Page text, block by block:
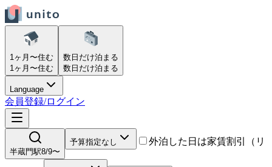
1ヶ月〜住む
1ヶ月〜住む
数日だけ泊まる
数日だけ泊まる
Language
会員登録/ログイン
半蔵門駅8/9〜
予算指定なし 外泊した日は家賃割引（リ